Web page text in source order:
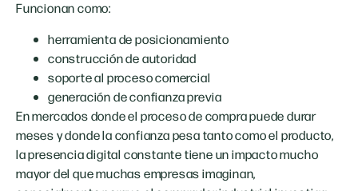
Funcionan como:
herramienta de posicionamiento
construcción de autoridad
soporte al proceso comercial
generación de confianza previa
En mercados donde el proceso de compra puede durar
meses y donde la confianza pesa tanto como el producto,
la presencia digital constante tiene un impacto mucho
mayor del que muchas empresas imaginan,